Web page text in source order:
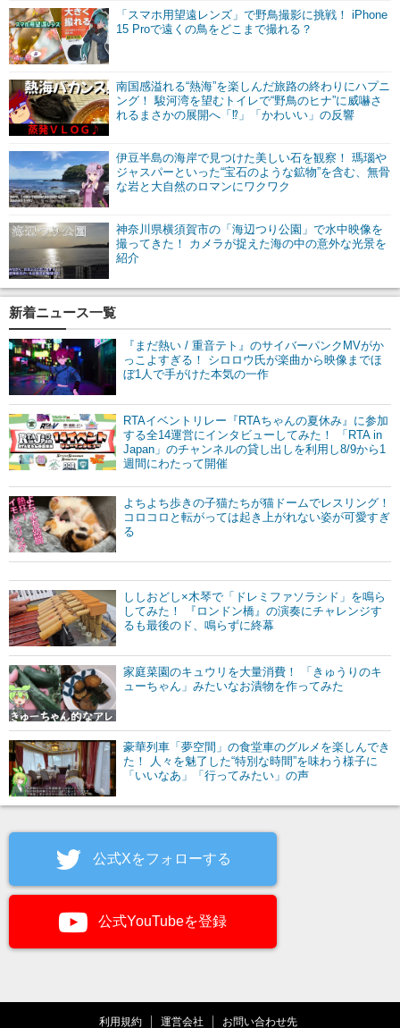
「スマホ用望遠レンズ」で野鳥撮影に挑戦！ iPhone
15 Proで遠くの鳥をどこまで撮れる？
南国感溢れる“熱海”を楽しんだ旅路の終わりにハプニ
ング！ 駿河湾を望むトイレで“野鳥のヒナ”に威嚇さ
れるまさかの展開へ「⁉」「かわいい」の反響
伊豆半島の海岸で見つけた美しい石を観察！ 瑪瑙や
ジャスパーといった“宝石のような鉱物”を含む、無骨
な岩と大自然のロマンにワクワク
神奈川県横須賀市の「海辺つり公園」で水中映像を
撮ってきた！ カメラが捉えた海の中の意外な光景を
紹介
新着ニュース一覧
『まだ熱い / 重音テト』のサイバーパンクMVがか
っこよすぎる！ シロロウ氏が楽曲から映像までほ
ぼ1人で手がけた本気の一作
RTAイベントリレー『RTAちゃんの夏休み』に参加
する全14運営にインタビューしてみた！ 「RTA in
Japan」のチャンネルの貸し出しを利用し8/9から1
週間にわたって開催
よちよち歩きの子猫たちが猫ドームでレスリング！
コロコロと転がっては起き上がれない姿が可愛すぎ
る
ししおどし×木琴で「ドレミファソラシド」を鳴ら
してみた！ 『ロンドン橋』の演奏にチャレンジす
るも最後のド、鳴らずに終幕
家庭菜園のキュウリを大量消費！ 「きゅうりのキ
ューちゃん」みたいなお漬物を作ってみた
豪華列車「夢空間」の食堂車のグルメを楽しんでき
た！ 人々を魅了した“特別な時間”を味わう様子に
「いいなあ」「行ってみたい」の声
公式Xをフォローする
公式YouTubeを登録
利用規約 運営会社 お問い合わせ先